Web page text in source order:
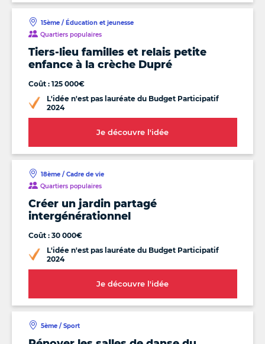
Tiers-lieu familles et relais petite
enfance à la crèche Dupré
15ème / Éducation et jeunesse
Quartiers populaires
Coût : 125 000€
L'idée n'est pas lauréate du Budget Participatif
2024
Je découvre l'idée
Créer un jardin partagé
intergénérationnel
18ème / Cadre de vie
Quartiers populaires
Coût : 30 000€
L'idée n'est pas lauréate du Budget Participatif
2024
Je découvre l'idée
5ème / Sport